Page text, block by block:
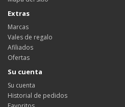
Extras
Marcas
Vales de regalo
Afiliados
Ofertas
Su cuenta
Su cuenta
Historial de pedidos